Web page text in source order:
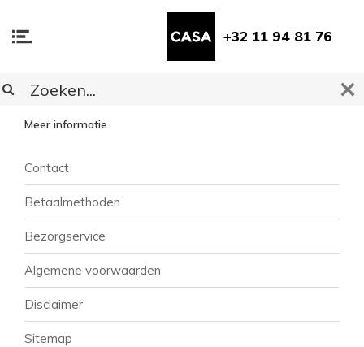
+32 11 94 81 76
KLANTENSERVICE
Meer informatie
Contact
Betaalmethoden
Bezorgservice
Algemene voorwaarden
Disclaimer
Sitemap